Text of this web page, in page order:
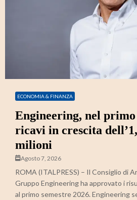
ECONOMIA & FINANZA
Engineering, nel primo
ricavi in crescita
milioni
Agosto 7, 2026
ROMA (ITALPRESS) – Il Consiglio di
Gruppo Engineering ha approvato i
al primo semestre 2026. Engineering